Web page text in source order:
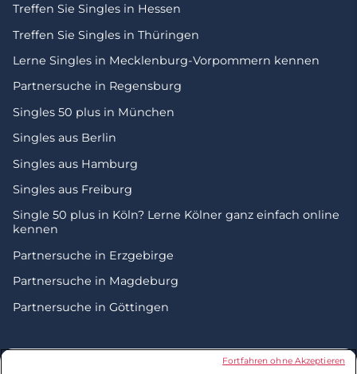
Treffen Sie Singles in Hessen
Treffen Sie Singles in Thüringen
Lerne Singles in Mecklenburg-Vorpommern kennen
Partnersuche in Regensburg
Singles 50 plus in München
Singles aus Berlin
Singles aus Hamburg
Singles aus Freiburg
Single 50 plus in Köln? Lerne Kölner ganz einfach online
kennen
Partnersuche in Erzgebirge
Partnersuche in Magdeburg
Partnersuche in Göttingen
© 2026 by Zweisam. Alle Rechte vorbehalten. A meetic
Fortfahren ohne Akzeptieren